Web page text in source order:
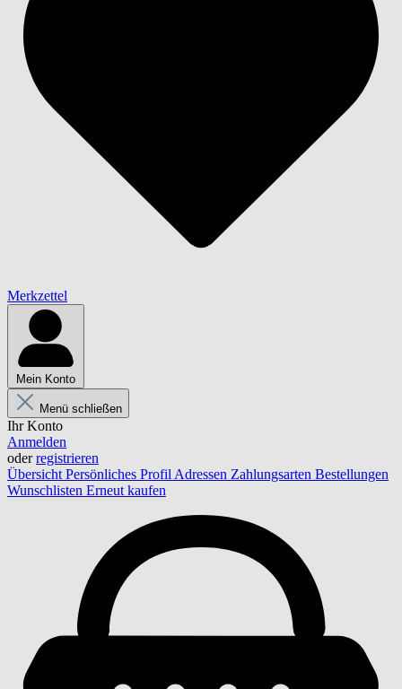
Merkzettel
Mein Konto
Menü schließen
Ihr Konto
Anmelden
oderregistrieren
Übersicht Persönliches Profil Adressen Zahlungsarten Bestellungen
Wunschlisten Erneut kaufen